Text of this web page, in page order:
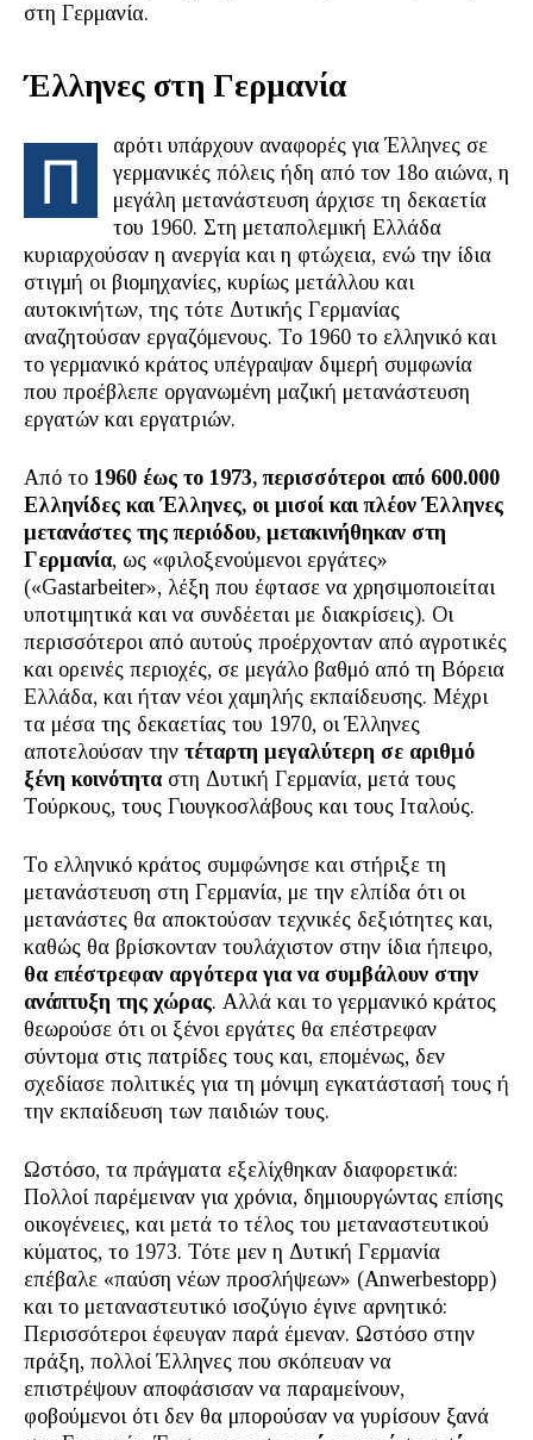
στη Γερμανία.
Έλληνες στη Γερμανία
Π
αρότι υπάρχουν αναφορές για Έλληνες σε
γερμανικές πόλεις ήδη από τον 18ο αιώνα, η
μεγάλη μετανάστευση άρχισε τη δεκαετία
του 1960. Στη μεταπολεμική Ελλάδα
κυριαρχούσαν η ανεργία και η φτώχεια, ενώ την ίδια
στιγμή οι βιομηχανίες, κυρίως μετάλλου και
αυτοκινήτων, της τότε Δυτικής Γερμανίας
αναζητούσαν εργαζόμενους. Το 1960 το ελληνικό και
το γερμανικό κράτος υπέγραψαν διμερή συμφωνία
που προέβλεπε οργανωμένη μαζική μετανάστευση
εργατών και εργατριών.
Από το 1960 έως το 1973, περισσότεροι από 600.000
Ελληνίδες και Έλληνες, οι μισοί και πλέον Έλληνες
μετανάστες της περιόδου, μετακινήθηκαν στη
Γερμανία, ως «φιλοξενούμενοι εργάτες»
(«Gastarbeiter», λέξη που έφτασε να χρησιμοποιείται
υποτιμητικά και να συνδέεται με διακρίσεις). Οι
περισσότεροι από αυτούς προέρχονταν από αγροτικές
και ορεινές περιοχές, σε μεγάλο βαθμό από τη Βόρεια
Ελλάδα, και ήταν νέοι χαμηλής εκπαίδευσης. Μέχρι
τα μέσα της δεκαετίας του 1970, οι Έλληνες
αποτελούσαν την τέταρτη μεγαλύτερη σε αριθμό
ξένη κοινότηταστη Δυτική Γερμανία, μετά τους
Τούρκους, τους Γιουγκοσλάβους και τους Ιταλούς.
Το ελληνικό κράτος συμφώνησε και στήριξε τη
μετανάστευση στη Γερμανία, με την ελπίδα ότι οι
μετανάστες θα αποκτούσαν τεχνικές δεξιότητες και,
καθώς θα βρίσκονταν τουλάχιστον στην ίδια ήπειρο,
θα επέστρεφαν αργότερα για να συμβάλουν στην
ανάπτυξη της χώρας. Αλλά και το γερμανικό κράτος
θεωρούσε ότι οι ξένοι εργάτες θα επέστρεφαν
σύντομα στις πατρίδες τους και, επομένως, δεν
σχεδίασε πολιτικές για τη μόνιμη εγκατάστασή τους ή
την εκπαίδευση των παιδιών τους.
Ωστόσο, τα πράγματα εξελίχθηκαν διαφορετικά:
Πολλοί παρέμειναν για χρόνια, δημιουργώντας επίσης
οικογένειες, και μετά το τέλος του μεταναστευτικού
κύματος, το 1973. Τότε μεν η Δυτική Γερμανία
επέβαλε «παύση νέων προσλήψεων» (Anwerbestopp)
και το μεταναστευτικό ισοζύγιο έγινε αρνητικό:
Περισσότεροι έφευγαν παρά έμεναν. Ωστόσο στην
πράξη, πολλοί Έλληνες που σκόπευαν να
επιστρέψουν αποφάσισαν να παραμείνουν,
φοβούμενοι ότι δεν θα μπορούσαν να γυρίσουν ξανά